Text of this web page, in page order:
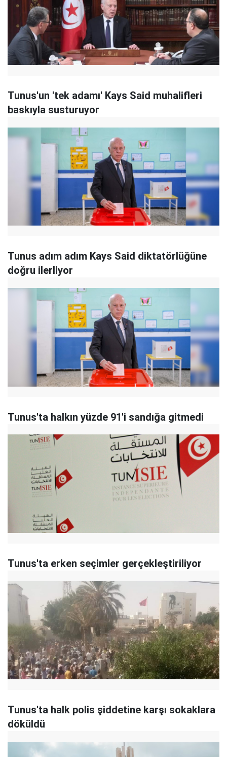
Tunus'un 'tek adamı' Kays Said muhalifleri
baskıyla susturuyor
Tunus adım adım Kays Said diktatörlüğüne
doğru ilerliyor
Tunus'ta halkın yüzde 91'i sandığa gitmedi
Tunus'ta erken seçimler gerçekleştiriliyor
Tunus'ta halk polis şiddetine karşı sokaklara
döküldü